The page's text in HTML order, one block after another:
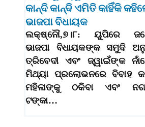
କାନ୍ଦି କାନ୍ଦି ଏମିତି କାହିଁକି
ଭାଜପା ବିଧାୟକ
ଲକ୍ଷ୍ନୌ,୭।୮: ୟୁପିରେ
ଭାଜପା ବିଧାୟକଙ୍କ ସମୁଦି
ତ୍ରିବେଦୀ ଏବଂ ଜ୍ୱାଇଁଙ୍କ
ମିଥ୍ୟା ପ୍ରଲୋଭନରେ ବିବାହ
ମହିଳାଙ୍କୁ ଠକିବା ଏବଂ
ଟଙ୍କା…